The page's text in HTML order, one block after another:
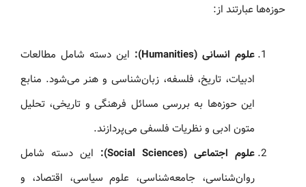
حوزه‌ها عبارتند از:
علوم انسانی (Humanities):
این دسته شامل مطالعات
ادبیات، تاریخ، فلسفه، زبان‌شناسی و هنر می‌شود. منابع
این حوزه‌ها به بررسی مسائل فرهنگی و تاریخی، تحلیل
متون ادبی و نظریات فلسفی می‌پردازند.
علوم اجتماعی (Social Sciences):
این دسته شامل
روان‌شناسی، جامعه‌شناسی، علوم سیاسی، اقتصاد، و